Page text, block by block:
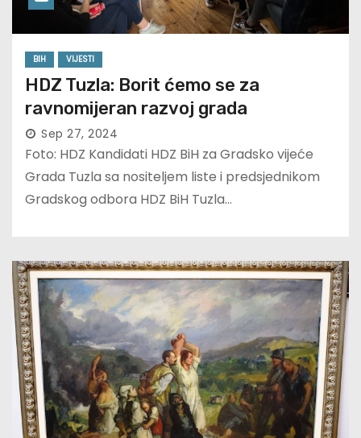
BIH VIJESTI
HDZ Tuzla: Borit ćemo se za
ravnomijeran razvoj grada
Sep 27, 2024
Foto: HDZ Kandidati HDZ BiH za Gradsko vijeće
Grada Tuzla sa nositeljem liste i predsjednikom
Gradskog odbora HDZ BiH Tuzla…